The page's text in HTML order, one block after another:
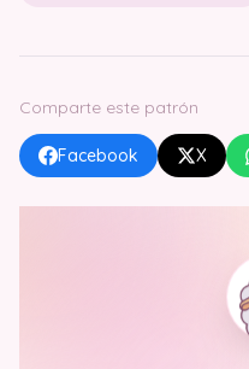
Comparte este patrón
Facebook X